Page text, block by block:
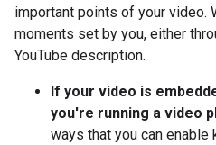
important points of your video.
moments set by you, either
YouTube description.
If your video is
you're running a video
ways that you can enable